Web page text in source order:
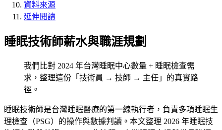
資料來源
延伸閱讀
睡眠技術師薪水與職涯規劃
我們比對 2024 年台灣睡眠中心數量 + 睡眠檢查需
求，整理這份「技術員 → 技師 → 主任」的真實路
徑。
睡眠技術師是台灣睡眠醫療的第一線執行者，負責多項睡眠生
理檢查（PSG）的操作與數據判讀。本文整理 2026 年睡眠技